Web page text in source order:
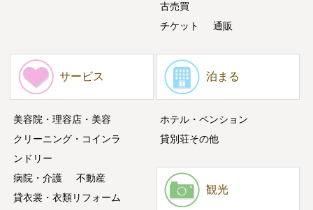
古売買
チケット
通販
サービス
美容院・理容店・美容
クリーニング・コインラ
ンドリー
病院・介護
不動産
貸衣裳・衣類リフォーム
泊まる
ホテル・ペンション
貸別荘その他
観光